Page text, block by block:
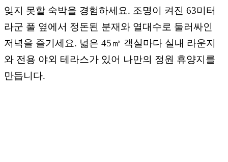
잊지 못할 숙박을 경험하세요. 조명이 켜진 63미터
라군 풀 옆에서 정돈된 분재와 열대수로 둘러싸인
저녁을 즐기세요. 넓은 45㎡ 객실마다 실내 라운지
와 전용 야외 테라스가 있어 나만의 정원 휴양지를
만듭니다.